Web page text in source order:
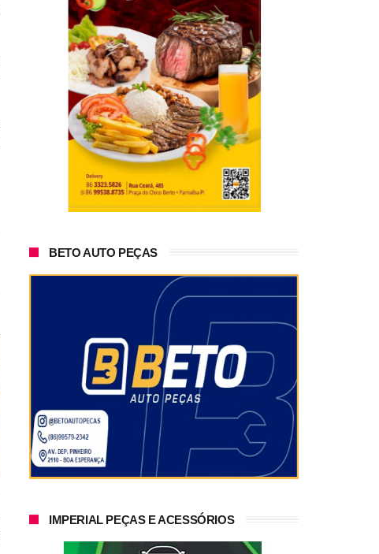
BETO AUTO PEÇAS
IMPERIAL PEÇAS E ACESSÓRIOS